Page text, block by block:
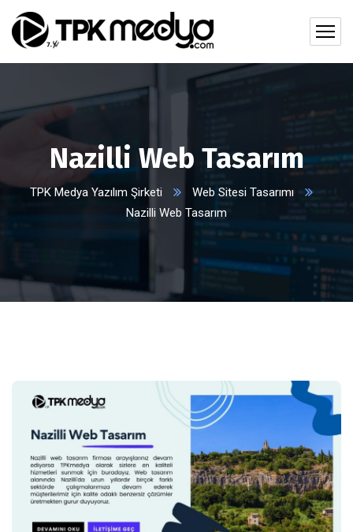
Nazilli Web Tasarım
TPK Medya Yazılım Şirketi
Web Sitesi Tasarımı
Nazilli Web Tasarım